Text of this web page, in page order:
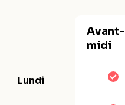
Avant-
midi
Lundi